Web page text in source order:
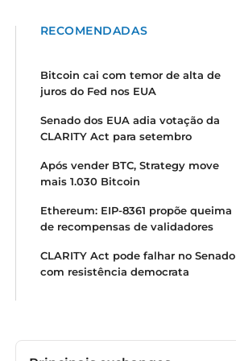
RECOMENDADAS
Bitcoin cai com temor de alta de
juros do Fed nos EUA
Senado dos EUA adia votação da
CLARITY Act para setembro
Após vender BTC, Strategy move
mais 1.030 Bitcoin
Ethereum: EIP-8361 propõe queima
de recompensas de validadores
CLARITY Act pode falhar no Senado
com resistência democrata